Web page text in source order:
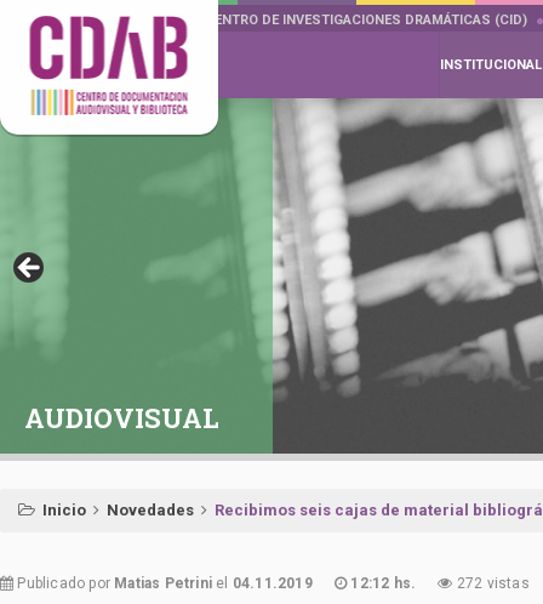
DOCUMENTA DRAMÁTICAS CENTRO DE INVESTIGACIONES DRAMÁTICAS (CID)
INSTITUCIONAL
AUDIOVISUAL
Inicio Novedades Recibimos seis cajas de material
Publicado por Matias Petrini el 04.11.2019 12:12 hs. 272 vistas